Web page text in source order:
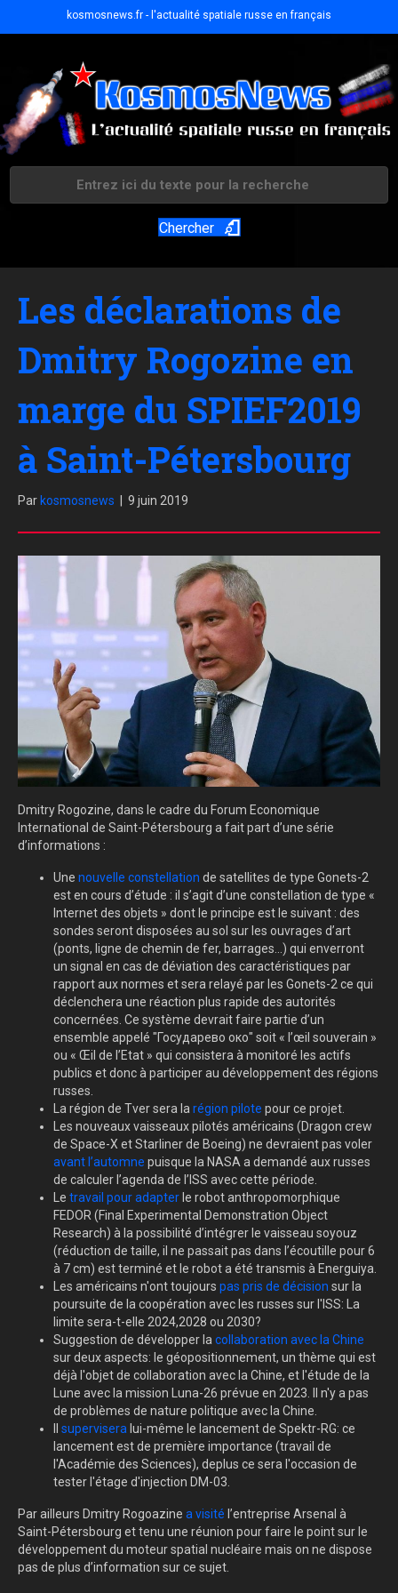
kosmosnews.fr - l'actualité spatiale russe en français
Chercher
Les déclarations de
Dmitry Rogozine en
marge du SPIEF2019
à Saint-Pétersbourg
Par kosmosnews 9 juin 2019
Dmitry Rogozine, dans le cadre du Forum Economique
International de Saint-Pétersbourg a fait part d’une série
d’informations :
Une nouvelle constellation de satellites de type Gonets-2
est en cours d’étude : il s’agit d’une constellation de type «
Internet des objets » dont le principe est le suivant : des
sondes seront disposées au sol sur les ouvrages d’art
(ponts, ligne de chemin de fer, barrages…) qui enverront
un signal en cas de déviation des caractéristiques par
rapport aux normes et sera relayé par les Gonets-2 ce qui
déclenchera une réaction plus rapide des autorités
concernées. Ce système devrait faire partie d’un
ensemble appelé "Государево око" soit « l’œil souverain »
ou « Œil de l’Etat » qui consistera à monitoré les actifs
publics et donc à participer au développement des régions
russes.
La région de Tver sera la région pilote pour ce projet.
Les nouveaux vaisseaux pilotés américains (Dragon crew
de Space-X et Starliner de Boeing) ne devraient pas voler
avant l’automne puisque la NASA a demandé aux russes
de calculer l’agenda de l’ISS avec cette période.
Le travail pour adapter le robot anthropomorphique
FEDOR (Final Experimental Demonstration Object
Research) à la possibilité d’intégrer le vaisseau soyouz
(réduction de taille, il ne passait pas dans l’écoutille pour 6
à 7 cm) est terminé et le robot a été transmis à Energuiya.
Les américains n'ont toujours pas pris de décision sur la
poursuite de la coopération avec les russes sur l'ISS: La
limite sera-t-elle 2024,2028 ou 2030?
Suggestion de développer la collaboration avec la Chine
sur deux aspects: le géopositionnement, un thème qui est
déjà l'objet de collaboration avec la Chine, et l'étude de la
Lune avec la mission Luna-26 prévue en 2023. Il n'y a pas
de problèmes de nature politique avec la Chine.
supervisera lui-même le lancement de Spektr-RG: ce
lancement est de première importance (travail de
l'Académie des Sciences), deplus ce sera l'occasion de
tester l'étage d'injection DM-03.
Par ailleurs Dmitry Rogoazine a visité l’entreprise Arsenal à
Saint-Pétersbourg et tenu une réunion pour faire le point sur le
développement du moteur spatial nucléaire mais on ne dispose
pas de plus d’information sur ce sujet.